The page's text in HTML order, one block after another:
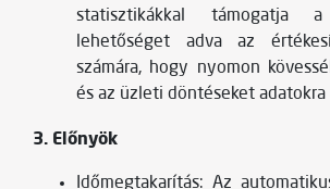
statisztikákkal támogatja a
lehetőséget adva az
számára, hogy nyomon
és az üzleti döntéseket adatokra
3. Előnyök
Időmegtakarítás: Az